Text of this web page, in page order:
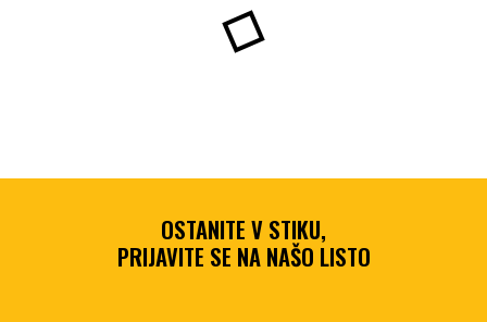
OSTANITE V STIKU,
PRIJAVITE SE NA NAŠO LISTO